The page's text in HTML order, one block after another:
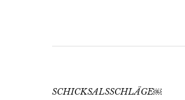
SCHICKSALSSCHLÄGE￼